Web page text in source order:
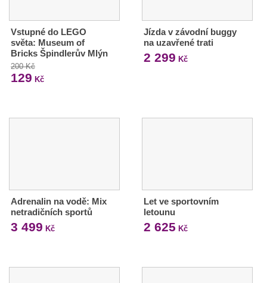
Vstupné do LEGO
světa: Museum of
Bricks Špindlerův Mlýn
200 Kč
129 Kč
Jízda v závodní buggy
na uzavřené trati
2 299 Kč
Adrenalin na vodě: Mix
netradičních sportů
3 499 Kč
Let ve sportovním
letounu
2 625 Kč